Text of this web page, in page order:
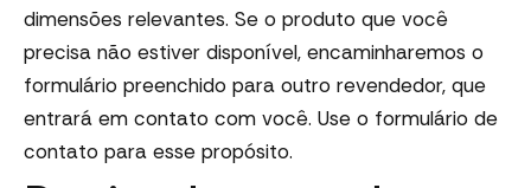
dimensões relevantes. Se o produto que você
precisa não estiver disponível, encaminharemos o
formulário preenchido para outro revendedor, que
entrará em contato com você. Use o formulário de
contato para esse propósito.